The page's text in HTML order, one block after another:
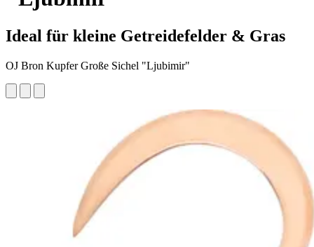
Ideal für kleine Getreidefelder & Gras
OJ Bron Kupfer Große Sichel "Ljubimir"